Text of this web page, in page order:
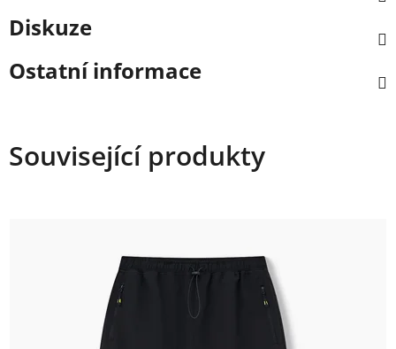
Diskuze
Ostatní informace
Související produkty